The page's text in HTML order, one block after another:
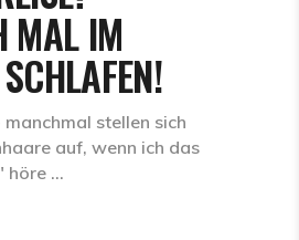
MAL IM
manchmal stellen sich
auf, wenn ich das
höre